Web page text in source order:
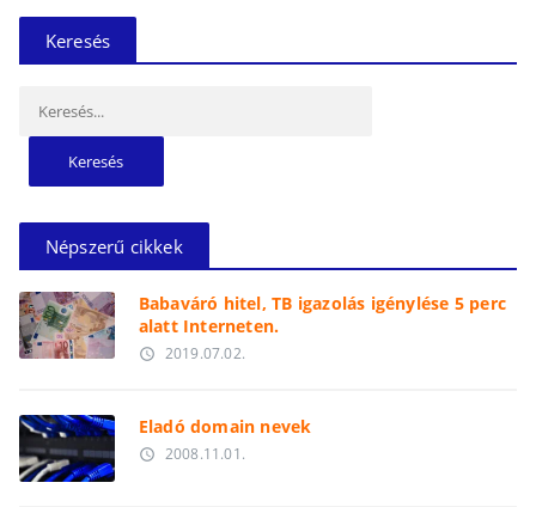
Keresés
Népszerű cikkek
Babaváró hitel, TB igazolás igénylése 5 perc
alatt Interneten.
access_time 2019.07.02.
Eladó domain nevek
access_time 2008.11.01.